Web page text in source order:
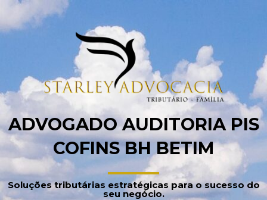
ADVOGADO AUDITORIA PIS
COFINS BH BETIM
Soluções tributárias estratégicas para o sucesso do
seu negócio.